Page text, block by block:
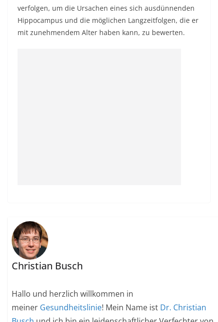
verfolgen, um die Ursachen eines sich ausdünnenden
Hippocampus und die möglichen Langzeitfolgen, die er
mit zunehmendem Alter haben kann, zu bewerten.
Christian Busch
Hallo und herzlich willkommen in
meiner Gesundheitslinie! Mein Name ist Dr. Christian